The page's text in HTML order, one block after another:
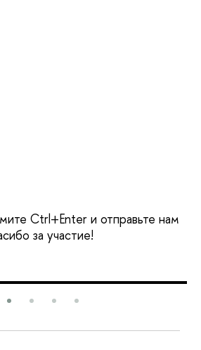
Ctrl+Enter и отправьте нам
за участие!